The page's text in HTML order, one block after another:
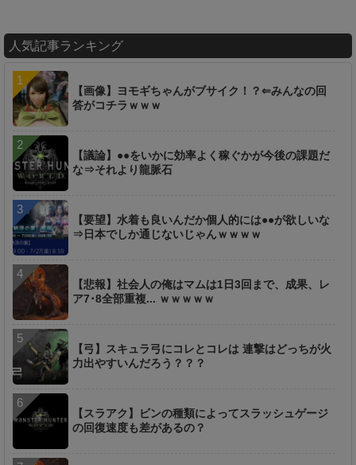
人気記事ランキング
【画像】ヨモギちゃんがブサイク！？⇐みんなの回
答がコチラｗｗｗ
【議論】●●をいかに効率よく稼ぐかが今後の課題だ
な⇒それより龍脈石
【要望】水着も良いんだか個人的には●●が欲しいな
⇒日本でしか通じないじゃんｗｗｗｗ
【悲報】社会人の俺はマムは1日3回まで、成果、レ
ア7･8全部重複... ｗｗｗｗｗ
【弓】スキュラ弓にコレとコレは 連撃はどっちが火
力出やすいんだろう？？？
【スラアク】ビンの種類によってスラッシュゲージ
の回復速度も差があるの？